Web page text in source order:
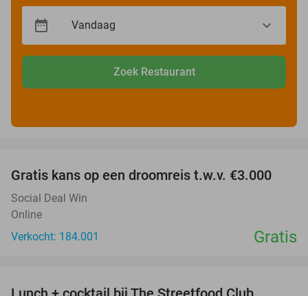
Zoek Restaurant
Gratis kans op een droomreis t.w.v. €3.000
Social Deal Win
Online
Verkocht: 184.001
Gratis